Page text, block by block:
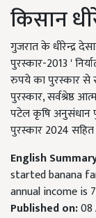
किसान
गुजरात के धीरेन्द्र
पुरस्कार-2013 '
रुपये का पुरस्कार से
पुरस्कार, सर्वश्रेष्ठ
पटेल कृषि अनुसंधान
पुरस्कार 2024
English
started banana
annual income is
Published on:08